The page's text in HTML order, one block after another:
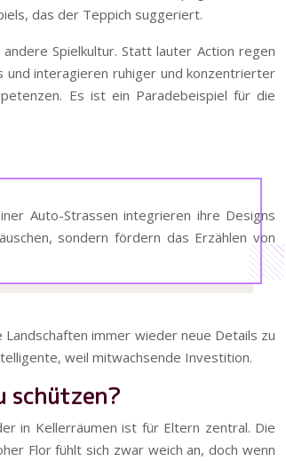
das der Teppich suggeriert.
Spielkultur. Statt lauter Action regen
und interagieren ruhiger und konzentrierter
Es ist ein Paradebeispiel für die
Auto-Strassen integrieren ihre Designs
sondern fördern das Erzählen von
immer wieder neue Details zu
weil mitwachsende Investition.
schützen?
in Kellerräumen ist für Eltern zentral. Die
Flor fühlt sich zwar weich an, doch wenn